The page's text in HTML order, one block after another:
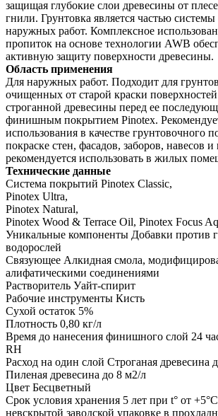
защищая глубокие слои древесины от
гнили. Грунтовка является частью
наружных работ. Комплексное
пропиток на основе технологии AWB
активную защиту поверхности древесины.
Область применения
Для наружных работ. Подходит для
очищенных от старой краски
строганной древесины перед ее
финишным покрытием Pinotex.
использования в качестве грунтовочного
покраске стен, фасадов, заборов, навесов
рекомендуется использовать в жилых
Технические данные
Система покрытий Pinotex Classic,
Pinotex Ultra,
Pinotex Natural,
Pinotex Wood & Terrace Oil, Pinotex Focus
Уникальные компоненты Добавки против
водорослей
Связующее Алкидная смола,
алифатическими соединениями
Растворитель Уайт-спирит
Рабочие инструменты Кисть
Сухой остаток 5%
Плотность 0,80 кг/л
Время до нанесения финишного слой 24
RH
Расход на один слой Строганая древесина
Пиленая древесина до 8 м2/л
Цвет Бесцветный
Срок условия хранения 5 лет при t° от
невскрытой заводской упаковке в